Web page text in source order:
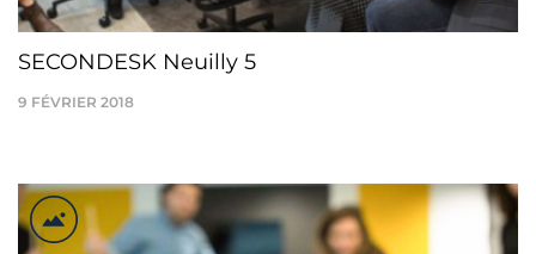
SECONDESK Neuilly 5
9 FÉVRIER 2018